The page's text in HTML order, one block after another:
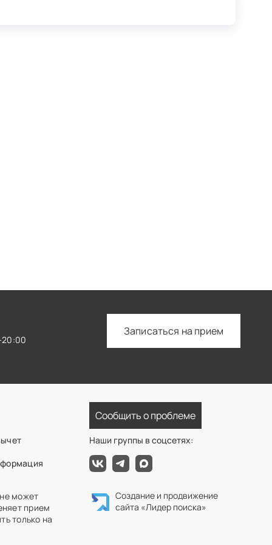
Записаться на прием
Сообщить о проблеме
Наши группы в соцсетях:
может
прием
только на
Создание и продвижение
сайта «Лидер поиска»